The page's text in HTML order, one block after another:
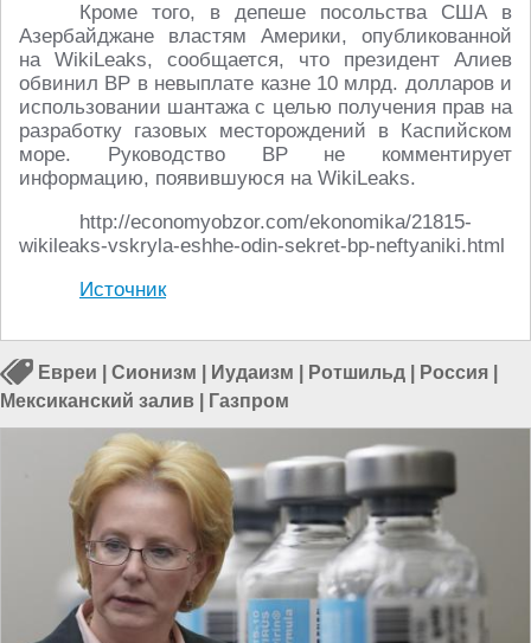
Кроме того, в депеше посольства США в
Азербайджане властям Америки, опубликованной
на WikiLeaks, сообщается, что президент Алиев
обвинил BP в невыплате казне 10 млрд. долларов и
использовании шантажа с целью получения прав на
разработку газовых месторождений в Каспийском
море. Руководство BP не комментирует
информацию, появившуюся на WikiLeaks.
http://economyobzor.com/ekonomika/21815-
wikileaks-vskryla-eshhe-odin-sekret-bp-neftyaniki.html
Источник
Евреи Сионизм Иудаизм Ротшильд Россия
Мексиканский залив
Газпром